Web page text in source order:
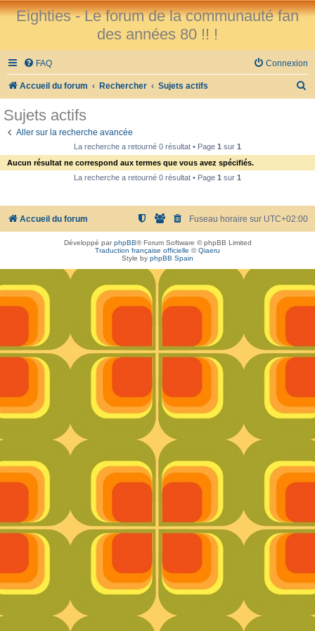
Eighties - Le forum de la communauté fan
des années 80 !! !
FAQ Connexion
Accueil du forum Rechercher Sujets actifs
e
Sujets actifs
Aller sur la recherche avancée
La recherche a retourné 0 résultat • Page 1 sur 1
Aucun résultat ne correspond aux termes que vous avez spécifiés.
La recherche a retourné 0 résultat • Page 1 sur 1
Accueil du forum Fuseau horaire sur UTC+02:00
Développé parphpBB® Forum Software © phpBB Limited
Traduction française officielle ©Qiaeru
Style by phpBB Spain